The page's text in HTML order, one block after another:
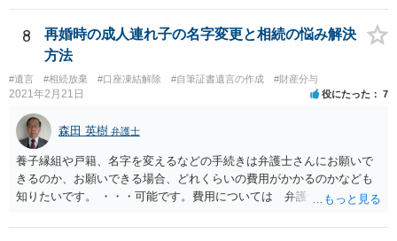
8
再婚時の成人連れ子の名字変更と相続の悩み解決
方法
#遺言 #相続放棄 #口座凍結解除 #自筆証書遺言の作成 #財産分与
2021年2月21日 役にたった 7
森田 英樹 弁護士
養子縁組や戸籍、名字を変えるなどの手続きは弁護士さんにお願いで
きるのか、お願いできる場合、どれくらいの費用がかかるのかなども
知りたいです。 ・・・可能です。費用については 弁護士と直接面談
ています。 やはり、成人した子のことまでごちゃごちゃ考えず、自分